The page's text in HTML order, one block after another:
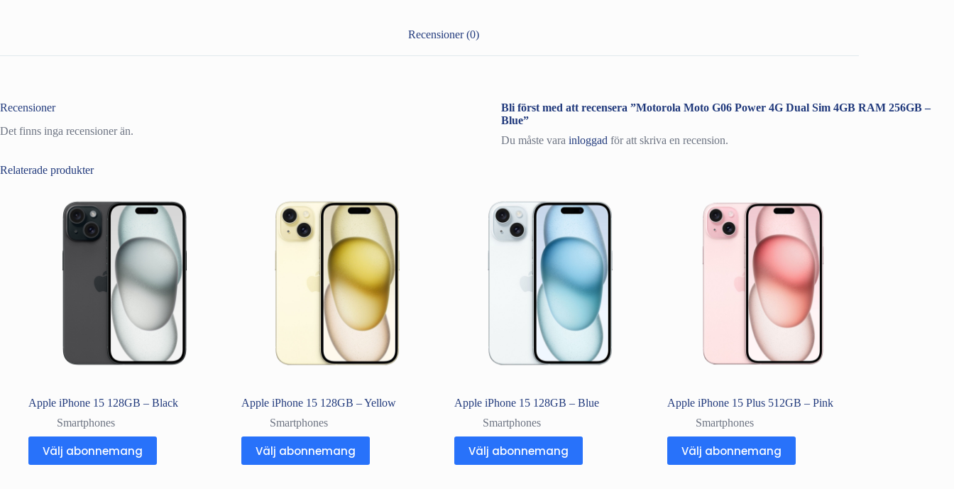
Recensioner (0)
Recensioner
Det finns inga recensioner än.
Bli först med att recensera ”Motorola Moto G06 Power 4G Dual Sim 4GB RAM 256GB –
Blue”
Du måste vara inloggadför att skriva en recension.
Relaterade produkter
Apple iPhone 15 128GB – Black
Smartphones
Välj abonnemang
Apple iPhone 15 128GB – Yellow
Smartphones
Välj abonnemang
Apple iPhone 15 128GB – Blue
Smartphones
Välj abonnemang
Apple iPhone 15 Plus 512GB – Pink
Smartphones
Välj abonnemang